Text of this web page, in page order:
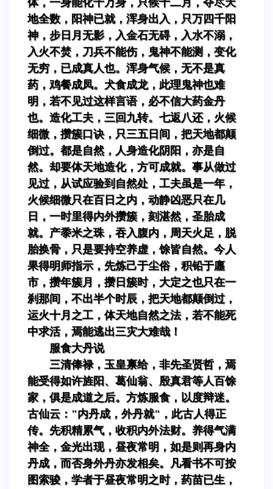
地全数，阳神已就，浑身出入，只万四千阳
神，步日月无影，入金石无碍，入水不溺，
入火不焚，刀兵不能伤，鬼神不能测，变化
无穷，已成真人也。浑身气候，无不是真
药，鸡餐成凤。犬食成龙，此理鬼神也难
明，若不见过这样言语，必不信大药金丹
也。造化工夫，三回九转。七返八还，火候
细微，攒簇口诀，只三五日间，把天地都颠
倒过。都是自然，人身造化阴阳，亦是自
然。却要体天地造化，方可成就。事从做过
见过，从试应验到自然处，工夫虽是一年，
火候细微只在百日之内，动静凶恶只在几
日，一时里得内外攒簇，刻湛然，圣胎成
就。产黍米之珠，吞入腹内，周天火足，脱
胎换骨，只是要持空养虚，馀皆自然。今人
果得明师指示，先炼己于尘俗，积铅于廛
市，攒年簇月，攒日簇时，大定之也只在一
刹那间，不出半个时辰，把天地都颠倒过，
运火十月之工，体天地自然之法，若不能死
中求活，焉能逃出三灾大难哉！
服食大丹说
三清俸禄，玉皇禀给，非先圣贤哲，焉
能受得如许旌阳、葛仙翁、殷真君等人百馀
家，俱是成道之后。方炼服食，以度辩迷。
古仙云："内丹成，外丹就"，此古人得正
传。先积精累气，收积内外法财。养得气满
神全，金光出现，昼夜常明，如是则再身内
丹成，而否身外丹亦发相矣。凡看书不可按
图索骏，学者于昼夜常明之时，药苗已生，